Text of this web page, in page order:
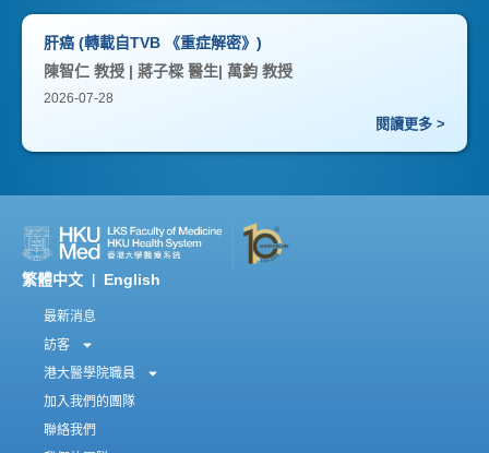
肝癌 (轉載自TVB 《重症解密》)
陳智仁 教授 | 蔣子樑 醫生| 萬鈞 教授
2026-07-28
閱讀更多 >
繁體中文 English
最新消息
訪客
港大醫學院職員
加入我們的團隊
聯絡我們